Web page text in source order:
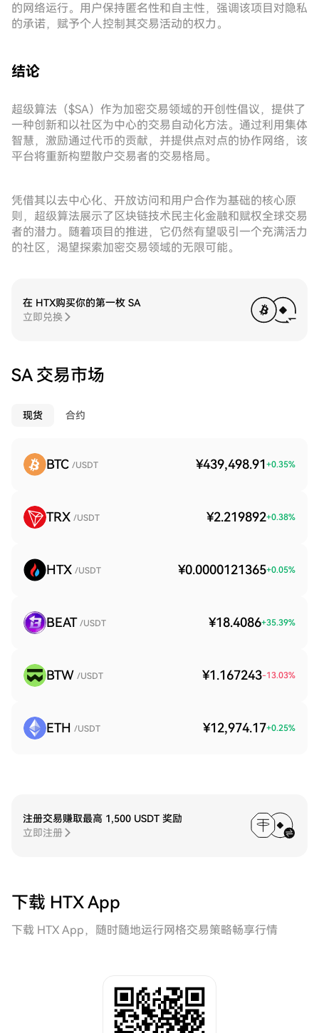
的网络运行。用户保持匿名性和自主性，强调该项目对隐私
的承诺，赋予个人控制其交易活动的权力。
结论
超级算法（$SA）作为加密交易领域的开创性倡议，提供了
一种创新和以社区为中心的交易自动化方法。通过利用集体
智慧，激励通过代币的贡献，并提供点对点的协作网络，该
平台将重新构塑散户交易者的交易格局。
凭借其以去中心化、开放访问和用户合作为基础的核心原
则，超级算法展示了区块链技术民主化金融和赋权全球交易
者的潜力。随着项目的推进，它仍然有望吸引一个充满活力
的社区，渴望探索加密交易领域的无限可能。
在 HTX购买你的第一枚 SA
立即兑换
SA 交易市场
现货 合约
BTC /USDT ¥439,498.91 +0.35%
TRX /USDT ¥2.219892+0.38%
HTX /USDT ¥0.0000121365+0.05%
BEAT /USDT ¥18.4086+35.39%
BTW /USDT ¥1.167243-13.03%
ETH /USDT ¥12,974.17+0.25%
注册交易赚取最高 1,500 USDT 奖励
立即注册
下载 HTX App
下载 HTX App，随时随地运行网格交易策略畅享行情